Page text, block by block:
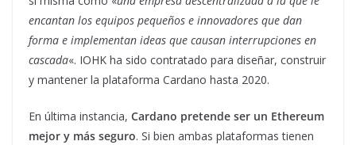
encantan los equipos pequeños e innovadores que dan
forma e implementan ideas que causan interrupciones en
cascada«. IOHK ha sido contratado para diseñar, construir
y mantener la plataforma Cardano hasta 2020.
En última instancia, Cardano pretende ser un Ethereum
mejor y más seguro. Si bien ambas plataformas tienen